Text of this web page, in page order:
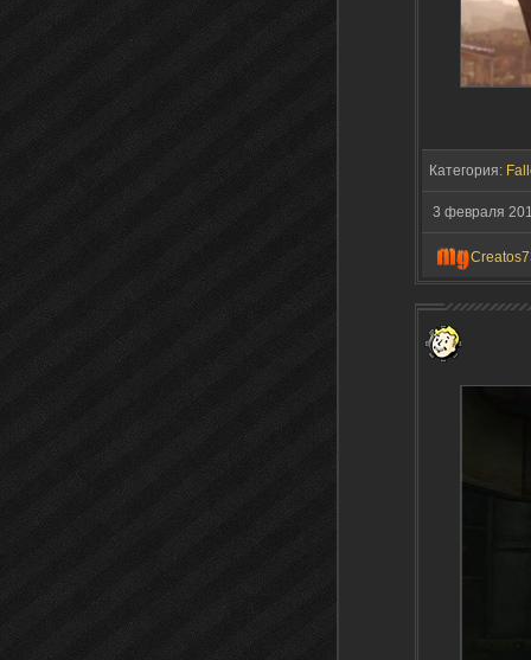
Категория:
3 февраля